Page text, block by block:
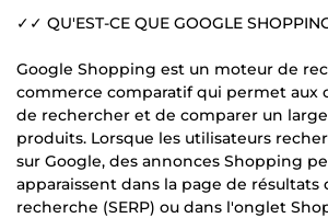
✓✓ QU'EST-CE QUE GOOGLE
Google Shopping est un moteur de
commerce comparatif qui permet aux
de rechercher et de comparer un
produits. Lorsque les utilisateurs
sur Google, des annonces Shopping
apparaissent dans la page de résultats
recherche (SERP) ou dans l'onglet